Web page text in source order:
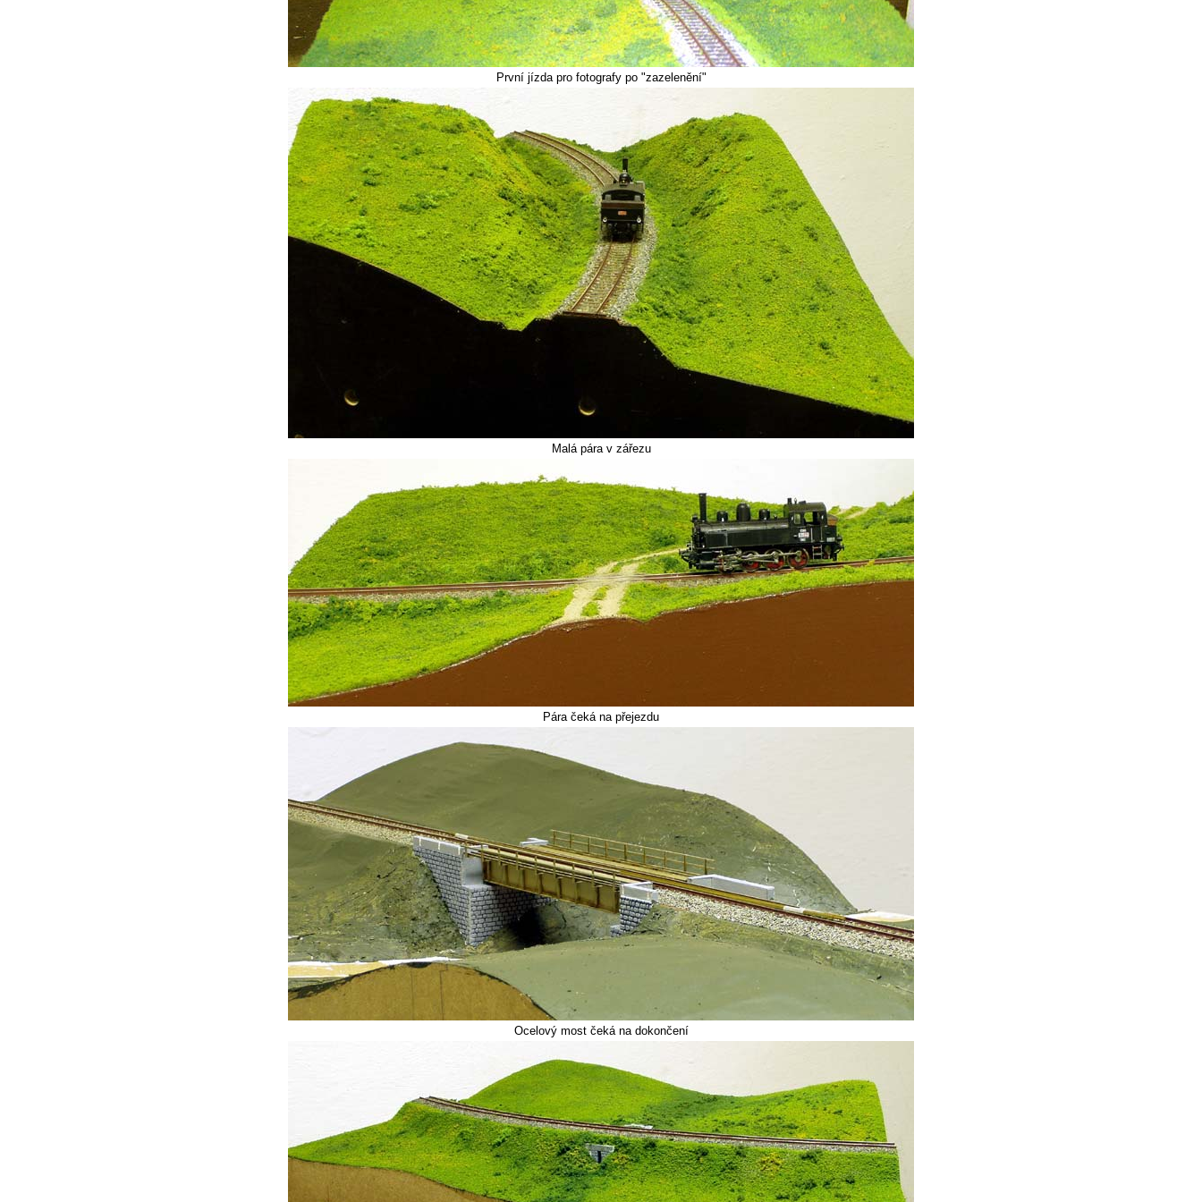
První jízda pro fotografy po "zazelenění"
Malá pára v zářezu
Pára čeká na přejezdu
Ocelový most čeká na dokončení